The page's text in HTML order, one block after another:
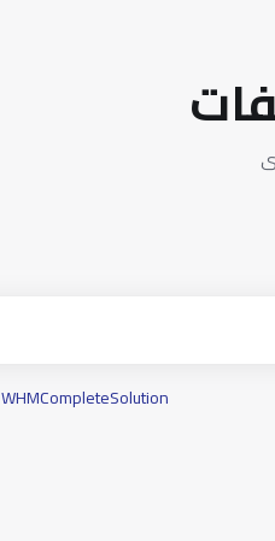
WHMCompleteSolution